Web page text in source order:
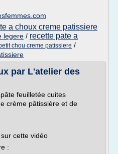
a choux creme patissiere
legere / recette pate a
chou creme patissiere /
par L'atelier des
feuilletée cuites
crème pâtissière et de
cette vidéo
: